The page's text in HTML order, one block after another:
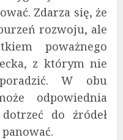
Zdarza się, że
rozwoju, ale
poważnego
z którym nie
W obu
odpowiednia
do źródeł